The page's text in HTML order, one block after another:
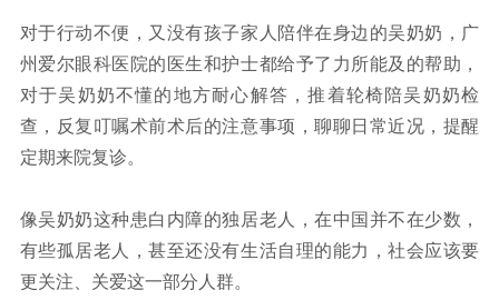
对于行动不便，又没有孩子家人陪伴在身边的吴奶奶，广
州爱尔眼科医院的医生和护士都给予了力所能及的帮助，
对于吴奶奶不懂的地方耐心解答，推着轮椅陪吴奶奶检
查，反复叮嘱术前术后的注意事项，聊聊日常近况，提醒
定期来院复诊。
像吴奶奶这种患白内障的独居老人，在中国并不在少数，
有些孤居老人，甚至还没有生活自理的能力，社会应该要
更关注、关爱这一部分人群。